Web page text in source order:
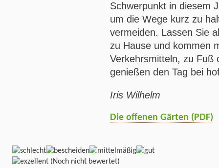
Schwerpunkt in diesem
um die Wege kurz zu
vermeiden. Lassen Sie
zu Hause und kommen
Verkehrsmitteln, zu Fuß
genießen den Tag bei
Iris Wilhelm
Die offenen Gärten (PDF)
(Noch nicht bewertet)